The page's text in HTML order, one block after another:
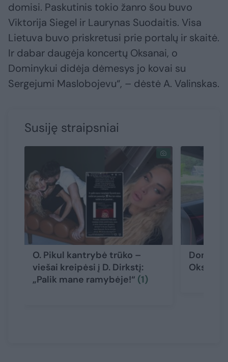
domisi. Paskutinis tokio žanro šou buvo
Viktorija Siegel ir Laurynas Suodaitis. Visa
Lietuva buvo priskretusi prie portalų ir skaitė.
Ir dabar daugėja koncertų Oksanai, o
Dominykui didėja dėmesys jo kovai su
Sergejumi Maslobojevu“, – dėstė A. Valinskas.
Susiję straipsniai
O. Pikul kantrybė trūko –
viešai kreipėsi į D. Dirkstį:
„Palik mane ramybėje!“ (1)